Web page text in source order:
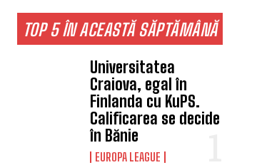
TOP 5 ÎN ACEASTĂ SĂPTĂMÂNĂ
Universitatea
Craiova, egal în
Finlanda cu KuPS.
Calificarea se decide
în Bănie
EUROPA LEAGUE